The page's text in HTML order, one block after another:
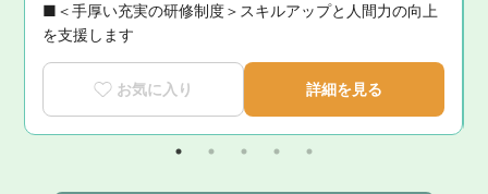
■＜手厚い充実の研修制度＞スキルアップと人間力の向上
を支援します
お気に入り 詳細を見る